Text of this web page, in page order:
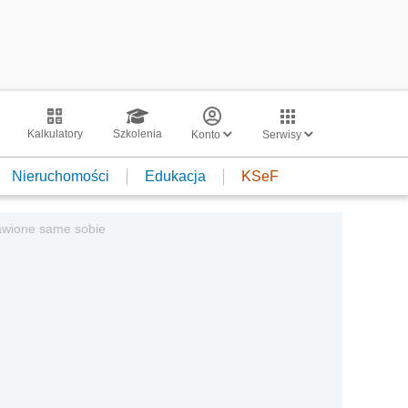
Kalkulatory Szkolenia Konto Serwisy
Nieruchomości Edukacja KSeF
same sobie